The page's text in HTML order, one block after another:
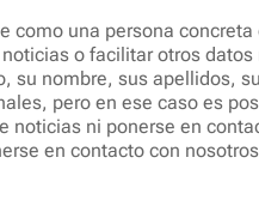
como una persona
o facilitar otros datos
su nombre, sus apellidos,
pero en ese caso es
noticias ni ponerse en
en contacto con